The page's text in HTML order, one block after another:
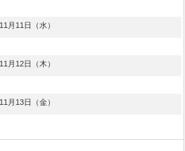
11月11日（水）
11月12日（木）
11月13日（金）